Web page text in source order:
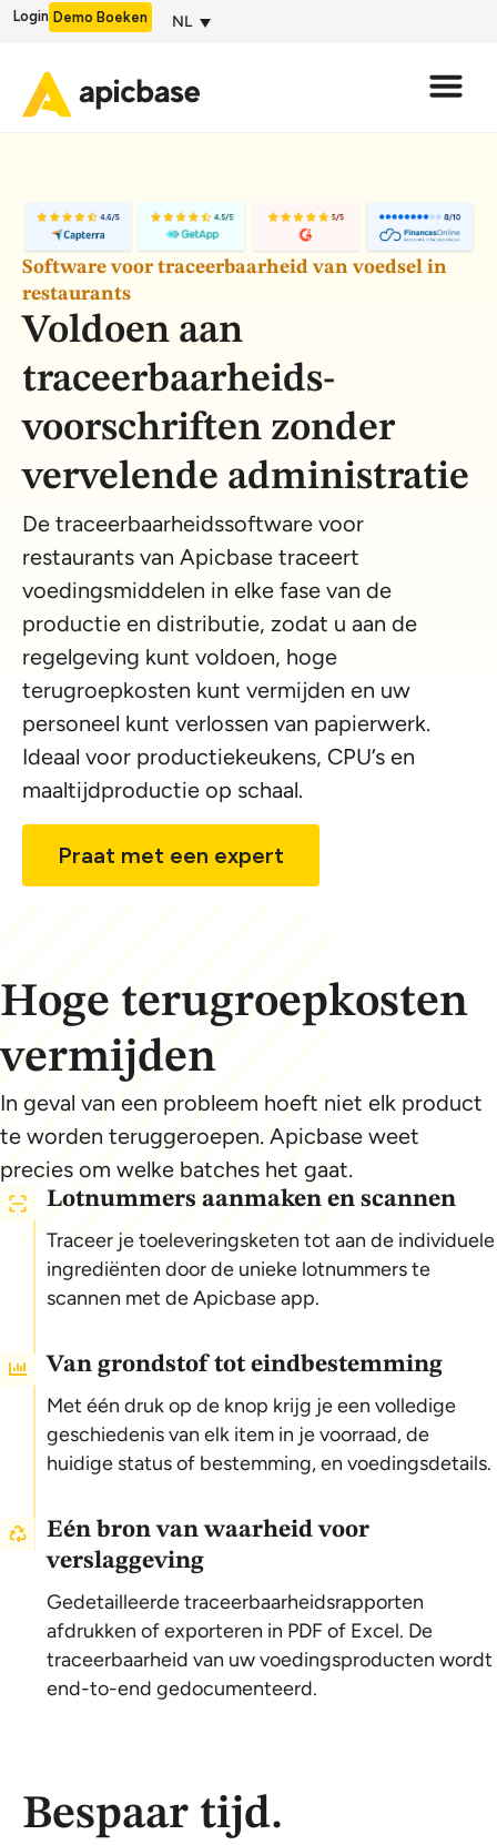
Login Demo Boeken NL
Software voor traceerbaarheid van voedsel in
restaurants
Voldoen aan
traceerbaarheids-
voorschriften zonder
vervelende administratie
De traceerbaarheidssoftware voor
restaurants van Apicbase traceert
voedingsmiddelen in elke fase van de
productie en distributie, zodat u aan de
regelgeving kunt voldoen, hoge
terugroepkosten kunt vermijden en uw
personeel kunt verlossen van papierwerk.
Ideaal voor productiekeukens, CPU’s en
maaltijdproductie op schaal.
Praat met een expert
Hoge terugroepkosten
vermijden
In geval van een probleem hoeft niet elk product
te worden teruggeroepen. Apicbase weet
precies om welke batches het gaat.
Lotnummers aanmaken en scannen
Traceer je toeleveringsketen tot aan de individuele
ingrediënten door de unieke lotnummers te
scannen met de Apicbase app.
Van grondstof tot eindbestemming
Met één druk op de knop krijg je een volledige
geschiedenis van elk item in je voorraad, de
huidige status of bestemming, en voedingsdetails.
Eén bron van waarheid voor
verslaggeving
Gedetailleerde traceerbaarheidsrapporten
afdrukken of exporteren in PDF of Excel. De
traceerbaarheid van uw voedingsproducten wordt
end-to-end gedocumenteerd.
Bespaar tijd.